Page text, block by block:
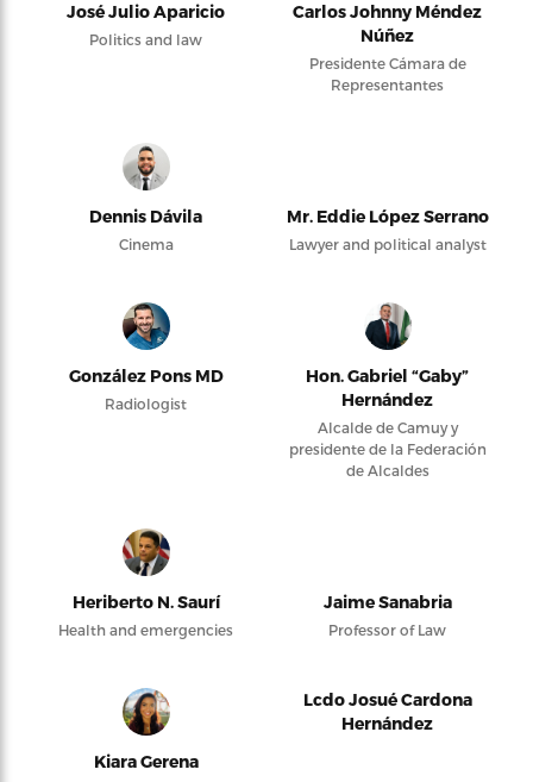
José Julio Aparicio
Politics and law
Carlos Johnny Méndez
Núñez
Presidente Cámara de
Representantes
Dennis Dávila
Cinema
Mr. Eddie López Serrano
Lawyer and political analyst
González Pons MD
Radiologist
Hon. Gabriel “Gaby”
Hernández
Alcalde de Camuy y
presidente de la Federación
de Alcaldes
Heriberto N. Saurí
Health and emergencies
Jaime Sanabria
Professor of Law
Kiara Gerena
Lcdo Josué Cardona
Hernández